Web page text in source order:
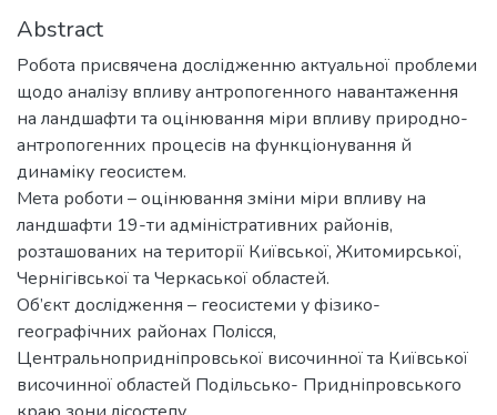
Abstract
Робота присвячена дослідженню актуальної проблеми
щодо аналізу впливу антропогенного навантаження
на ландшафти та оцінювання міри впливу природно-
антропогенних процесів на функціонування й
динаміку геосистем.
Мета роботи – оцінювання зміни міри впливу на
ландшафти 19-ти адміністративних районів,
розташованих на території Київської, Житомирської,
Чернігівської та Черкаської областей.
Об’єкт дослідження – геосистеми у фізико-
географічних районах Полісся,
Центральнопридніпровської височинної та Київської
височинної областей Подільсько- Придніпровського